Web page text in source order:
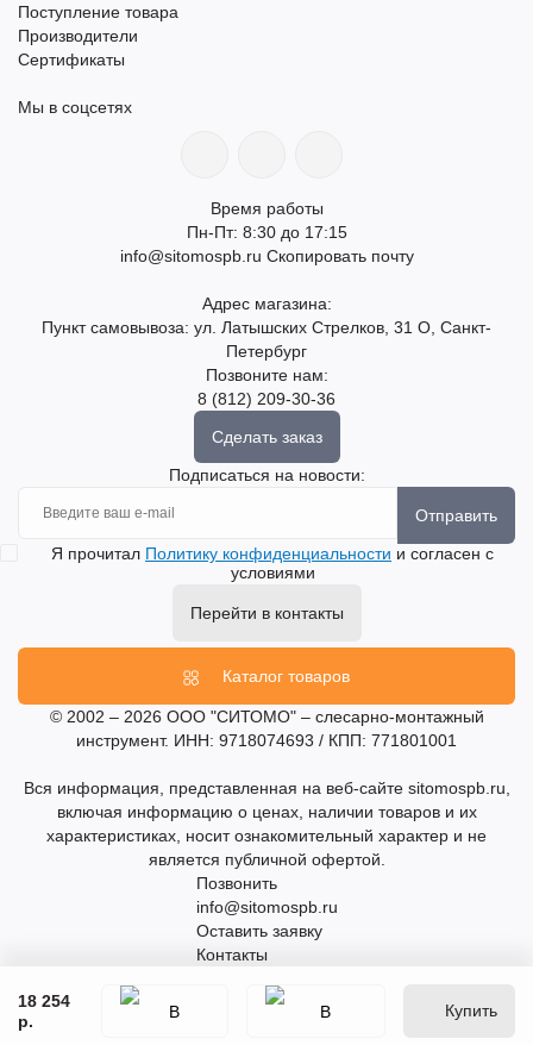
18 254
р.
Купить
Поступление товара
Производители
Сертификаты
Мы в соцсетях
Время работы
Пн-Пт: 8:30 до 17:15
info@sitomospb.ru Скопировать почту
Адрес магазина:
Пункт самовывоза: ул. Латышских Стрелков, 31 О, Санкт-
Петербург
Позвоните нам:
8 (812) 209-30-36
Сделать заказ
Подписаться на новости:
Отправить
Я прочитал Политику конфиденциальности и согласен с
условиями
Перейти в контакты
Каталог товаров
© 2002 – 2026 ООО "СИТОМО" – слесарно-монтажный
инструмент. ИНН: 9718074693 / КПП: 771801001
Вся информация, представленная на веб-сайте sitomospb.ru,
включая информацию о ценах, наличии товаров и их
характеристиках, носит ознакомительный характер и не
является публичной офертой.
Позвонить
info@sitomospb.ru
Оставить заявку
Контакты